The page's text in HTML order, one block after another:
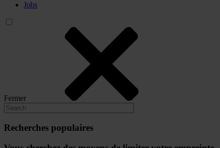
Jobs
Fermer
Recherches populaires